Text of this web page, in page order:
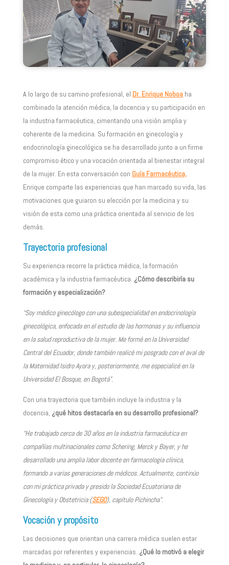
A lo largo de su camino profesional, el Dr. Enrique Noboaha
combinado la atención médica, la docencia y su participación en
la industria farmacéutica, cimentando una visión amplia y
coherente de la medicina. Su formación en ginecología y
endocrinología ginecológica se ha desarrollado junto a un firme
compromiso ético y una vocación orientada al bienestar integral
de la mujer. En esta conversación con Guía Farmacéutica,
Enrique comparte las experiencias que han marcado su vida, las
motivaciones que guiaron su elección por la medicina y su
visión de esta como una práctica orientada al servicio de los
demás.
Trayectoria profesional
Su experiencia recorre la práctica médica, la formación
académica y la industria farmacéutica. ¿Cómo describiría su
formación y especialización?
“Soy médico ginecólogo con una subespecialidad en endocrinología
ginecológica, enfocada en el estudio de las hormonas y su influencia
en la salud reproductiva de la mujer. Me formé en la Universidad
Central del Ecuador, donde también realicé mi posgrado con el aval de
la Maternidad Isidro Ayora y, posteriormente, me especialicé en la
Universidad El Bosque, en Bogotá”.
Con una trayectoria que también incluye la industria y la
docencia, ¿qué hitos destacaría en su desarrollo profesional?
“He trabajado cerca de 30 años en la industria farmacéutica en
compañías multinacionales como Schering, Merck y Bayer, y he
desarrollado una amplia labor docente en farmacología clínica,
formando a varias generaciones de médicos. Actualmente, continúo
con mi práctica privada y presido la Sociedad Ecuatoriana de
Ginecología y Obstetricia (SEGO), capítulo Pichincha”.
Vocación y propósito
Las decisiones que orientan una carrera médica suelen estar
marcadas por referentes y experiencias. ¿Qué lo motivó a elegir